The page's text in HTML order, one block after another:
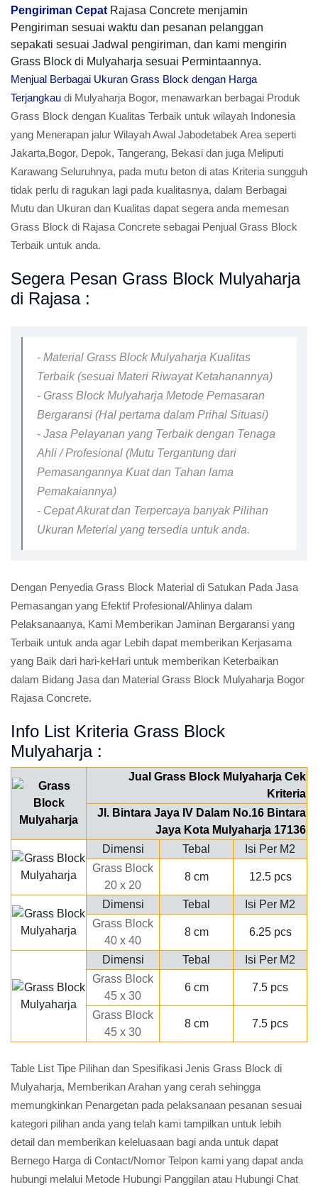
Pengiriman Cepat Rajasa Concrete menjamin
Pengiriman sesuai waktu dan pesanan pelanggan
sepakati sesuai Jadwal pengiriman, dan kami mengirin
Grass Block di Mulyaharja sesuai Permintaannya.
Menjual Berbagai Ukuran Grass Block dengan Harga
Terjangkau di Mulyaharja Bogor, menawarkan berbagai Produk
Grass Block dengan Kualitas Terbaik untuk wilayah Indonesia
yang Menerapan jalur Wilayah Awal Jabodetabek Area seperti
Jakarta,Bogor, Depok, Tangerang, Bekasi dan juga Meliputi
Karawang Seluruhnya, pada mutu beton di atas Kriteria sungguh
tidak perlu di ragukan lagi pada kualitasnya, dalam Berbagai
Mutu dan Ukuran dan Kualitas dapat segera anda memesan
Grass Block di Rajasa Concrete sebagai Penjual Grass Block
Terbaik untuk anda.
Segera Pesan Grass Block Mulyaharja
di Rajasa :
- Material Grass Block Mulyaharja Kualitas
Terbaik (sesuai Materi Riwayat Ketahanannya)
- Grass Block Mulyaharja Metode Pemasaran
Bergaransi (Hal pertama dalam Prihal Situasi)
- Jasa Pelayanan yang Terbaik dengan Tenaga
Ahli / Profesional (Mutu Tergantung dari
Pemasangannya Kuat dan Tahan lama
Pemakaiannya)
- Cepat Akurat dan Terpercaya banyak Pilihan
Ukuran Meterial yang tersedia untuk anda.
Dengan Penyedia Grass Block Material di Satukan Pada Jasa
Pemasangan yang Efektif Profesional/Ahlinya dalam
Pelaksanaanya, Kami Memberikan Jaminan Bergaransi yang
Terbaik untuk anda agar Lebih dapat memberikan Kerjasama
yang Baik dari hari-keHari untuk memberikan Keterbaikan
dalam Bidang Jasa dan Material Grass Block Mulyaharja Bogor
Rajasa Concrete.
Info List Kriteria Grass Block
Mulyaharja :
Jual Grass Block Mulyaharja Cek
Kriteria
Jl. Bintara Jaya IV Dalam No.16 Bintara
Jaya Kota Mulyaharja 17136
Dimensi
Tebal
Isi Per M2
Grass Block
20 x 20
8 cm 12.5 pcs
Dimensi Tebal
Isi Per M2
Grass Block
40 x 40
8 cm 6.25 pcs
Dimensi Tebal
Isi Per M2
Grass Block
45 x 30
6 cm 7.5 pcs
Grass Block
45 x 30
8 cm 7.5 pcs
Table List Tipe Pilihan dan Spesifikasi Jenis Grass Block di
Mulyaharja, Memberikan Arahan yang cerah sehingga
memungkinkan Penargetan pada pelaksanaan pesanan sesuai
kategori pilihan anda yang telah kami tampilkan untuk lebih
detail dan memberikan keleluasaan bagi anda untuk dapat
Bernego Harga di Contact/Nomor Telpon kami yang dapat anda
hubungi melalui Metode Hubungi Panggilan atau Hubungi Chat